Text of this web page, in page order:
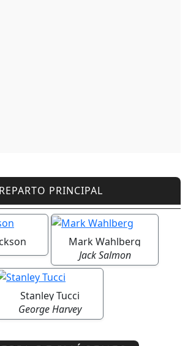
REPARTO PRINCIPAL
Mark Wahlberg
Jack Salmon
Stanley Tucci
George Harvey